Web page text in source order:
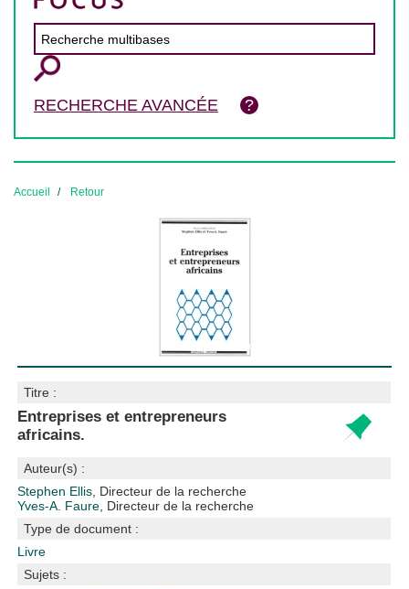
RECHERCHE AVANCÉE
Accueil Retour
Titre :
Entreprises et entrepreneurs
africains.
Auteur(s) :
Stephen Ellis , Directeur de la recherche
Yves-A. Faure , Directeur de la recherche
Type de document :
Livre
Sujets :